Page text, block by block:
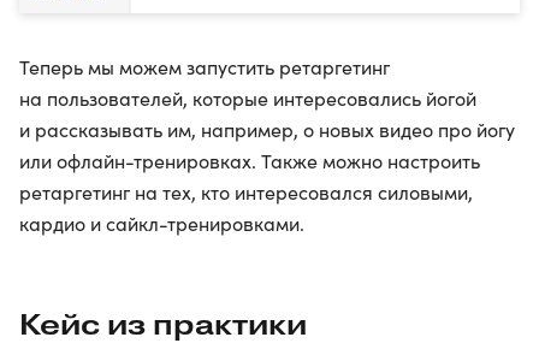
Теперь мы можем запустить ретаргетинг
на пользователей, которые интересовались йогой
и рассказывать им, например, о новых видео про йогу
или офлайн-тренировках. Также можно настроить
ретаргетинг на тех, кто интересовался силовыми,
кардио и сайкл-тренировками.
Кейс из практики